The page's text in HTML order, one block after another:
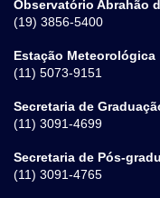
Observatório Abrahão
(19) 3856-5400
Estação Meteorológica
(11) 5073-9151
Secretaria de
(11) 3091-4699
Secretaria de Pós-
(11) 3091-4765